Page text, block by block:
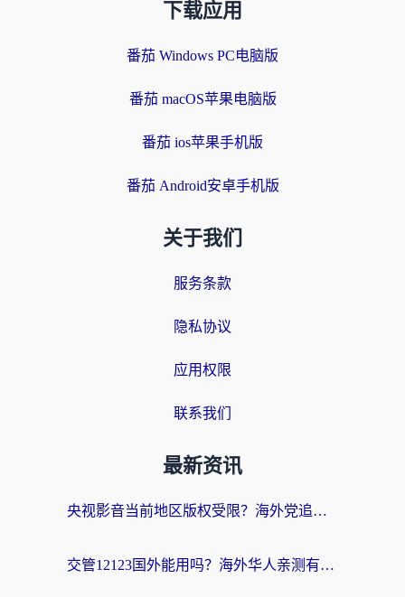
下载应用
番茄 Windows PC电脑版
番茄 macOS苹果电脑版
番茄 ios苹果手机版
番茄 Android安卓手机版
关于我们
服务条款
隐私协议
应用权限
联系我们
最新资讯
央视影音当前地区版权受限？海外党追剧看片的终极解决方案来了
交管12123国外能用吗？海外华人亲测有效的回国加速器选择指南